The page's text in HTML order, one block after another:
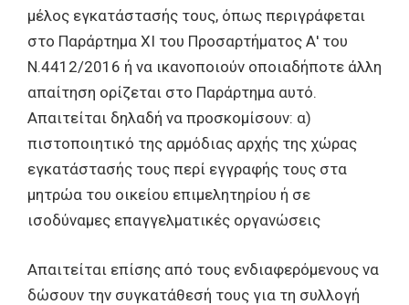
μέλος εγκατάστασής τους, όπως περιγράφεται
στο Παράρτημα XI του Προσαρτήματος Α' του
Ν.4412/2016 ή να ικανοποιούν οποιαδήποτε άλλη
απαίτηση ορίζεται στο Παράρτημα αυτό.
Απαιτείται δηλαδή να προσκομίσουν: α)
πιστοποιητικό της αρμόδιας αρχής της χώρας
εγκατάστασής τους περί εγγραφής τους στα
μητρώα του οικείου επιμελητηρίου ή σε
ισοδύναμες επαγγελματικές οργανώσεις
Απαιτείται επίσης από τους ενδιαφερόμενους να
δώσουν την συγκατάθεσή τους για τη συλλογή